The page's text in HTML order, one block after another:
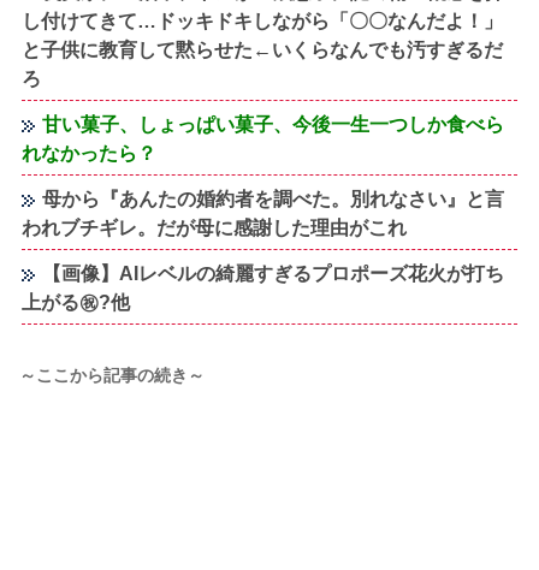
し付けてきて…ドッキドキしながら「〇〇なんだよ！」
と子供に教育して黙らせた←いくらなんでも汚すぎるだ
ろ
甘い菓子、しょっぱい菓子、今後一生一つしか食べら
れなかったら？
母から『あんたの婚約者を調べた。別れなさい』と言
われブチギレ。だが母に感謝した理由がこれ
【画像】AIレベルの綺麗すぎるプロポーズ花火が打ち
上がる㊗?他
～ここから記事の続き～